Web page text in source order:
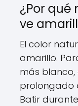
¿Por
ve
El color
amarillo.
más blanco,
prolongado
Batir